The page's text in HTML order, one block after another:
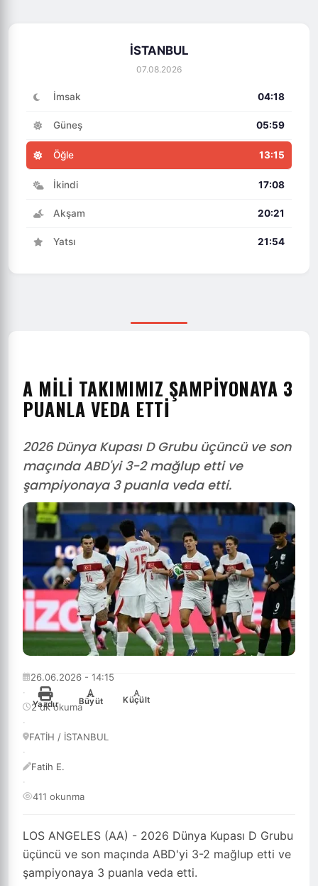
İSTANBUL
07.08.2026
İmsak 04:18
Güneş 05:59
Öğle 13:15
İkindi 17:08
Akşam 20:21
Yatsı 21:54
A MILI TAKIMIMIZ ŞAMPIYONAYA 3
PUANLA VEDA ETTI
2026 Dünya Kupası D Grubu üçüncü ve son
maçında ABD'yi 3-2 mağlup etti ve
şampiyonaya 3 puanla veda etti.
LOS ANGELES (AA) - 2026 Dünya Kupası D Grubu
üçüncü ve son maçında ABD'yi 3-2 mağlup etti ve
şampiyonaya 3 puanla veda etti.
26.06.2026 - 14:15
·
2 dk okuma
·
FATİH / İSTANBUL
·
Fatih E.
·
411 okunma
Yazdır
+
Büyüt
-
Küçült